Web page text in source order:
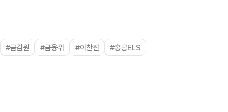
#금감원 #금융위 #이찬진 #홍콩ELS